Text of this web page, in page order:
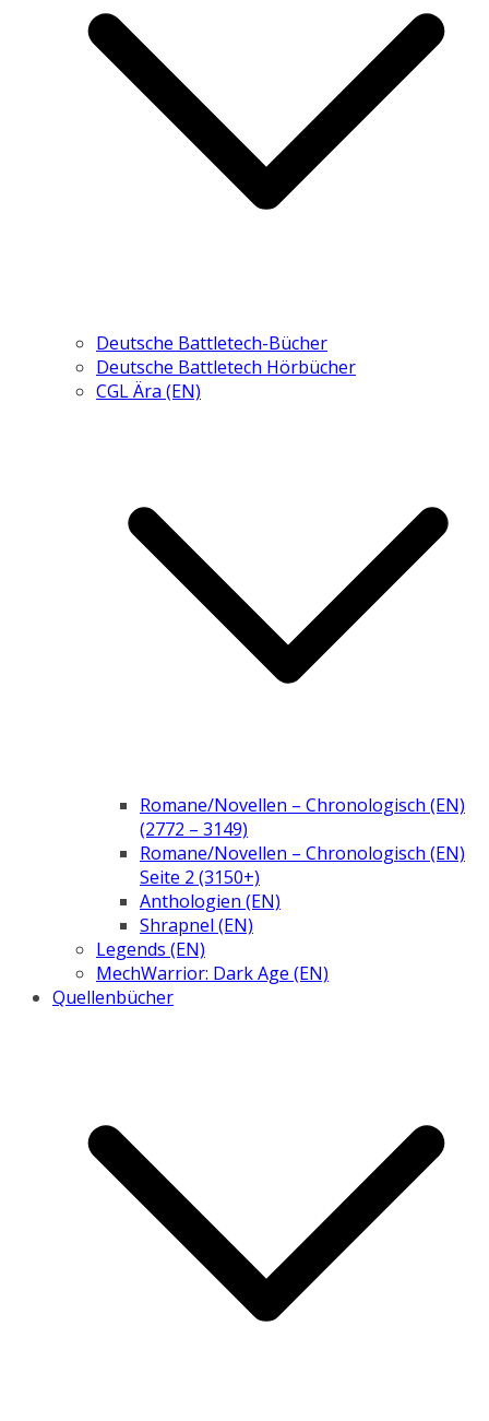
Deutsche Battletech-Bücher
Deutsche Battletech Hörbücher
CGL Ära (EN)
Romane/Novellen – Chronologisch (EN)
(2772 – 3149)
Romane/Novellen – Chronologisch (EN)
Seite 2 (3150+)
Anthologien (EN)
Shrapnel (EN)
Legends (EN)
MechWarrior: Dark Age (EN)
Quellenbücher